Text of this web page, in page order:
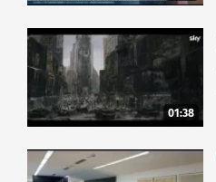
01:38